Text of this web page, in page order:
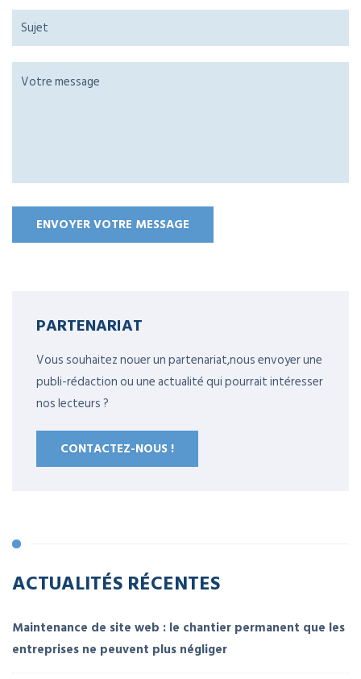
PARTENARIAT
Vous souhaitez nouer un partenariat,nous envoyer une
publi-rédaction ou une actualité qui pourrait intéresser
nos lecteurs ?
CONTACTEZ-NOUS !
ACTUALITÉS RÉCENTES
Maintenance de site web : le chantier permanent que les
entreprises ne peuvent plus négliger